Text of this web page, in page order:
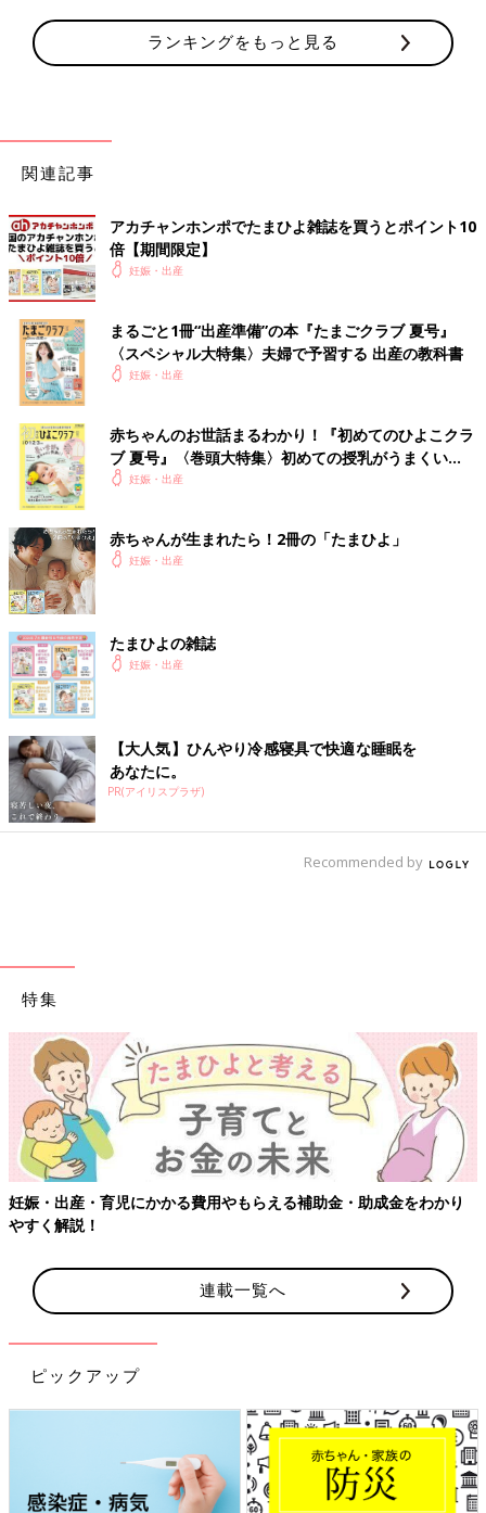
ランキングをもっと見る
関連記事
アカチャンホンポでたまひよ雑誌を買うとポイント10
倍【期間限定】
妊娠・出産
まるごと1冊“出産準備”の本『たまごクラブ 夏号』
〈スペシャル大特集〉夫婦で予習する 出産の教科書
妊娠・出産
赤ちゃんのお世話まるわかり！『初めてのひよこクラ
ブ 夏号』〈巻頭大特集〉初めての授乳がうまくい
く！ おっぱい・ミルクの基本と夏のトラブル 解決テ
妊娠・出産
赤ちゃんが生まれたら！2冊の「たまひよ」
妊娠・出産
たまひよの雑誌
妊娠・出産
【大人気】ひんやり冷感寝具で快適な睡眠を
あなたに。
PR(アイリスプラザ)
Recommended by
特集
かり 【ワクチン接種できるものも】妊婦の感染症対策、知ってお
連載一覧へ
ピックアップ